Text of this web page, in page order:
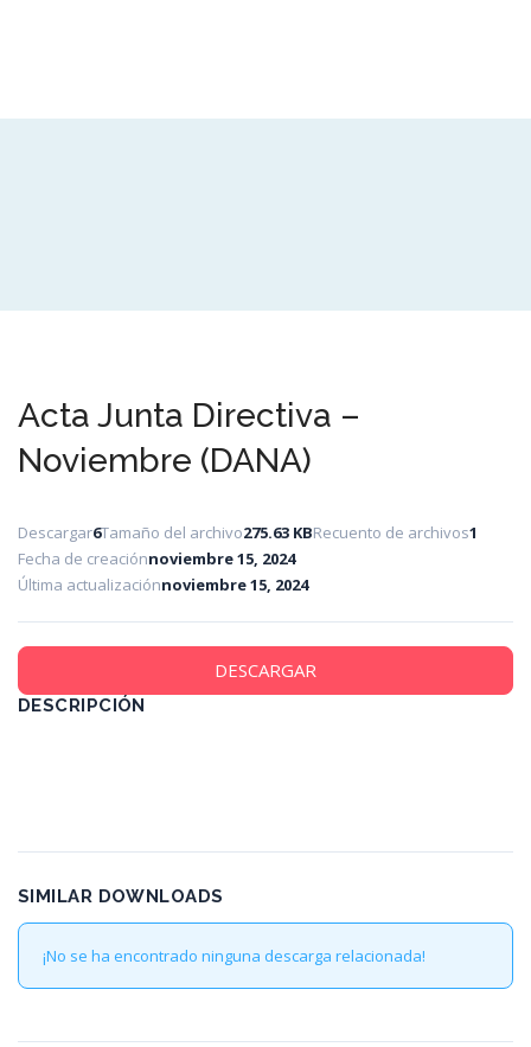
Acta Junta Directiva –
Noviembre (DANA)
Descargar6Tamaño del archivo275.63 KBRecuento de archivos1
Fecha de creaciónnoviembre 15, 2024
Última actualizaciónnoviembre 15, 2024
DESCARGAR
DESCRIPCIÓN
SIMILAR DOWNLOADS
¡No se ha encontrado ninguna descarga relacionada!